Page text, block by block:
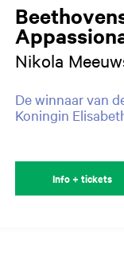
Nikola
De winnaar van
Koningin
Info + tickets